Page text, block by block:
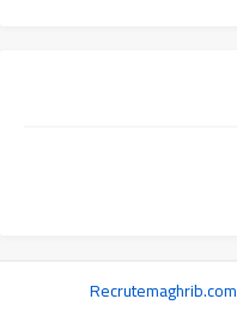
Recrutemaghrib.com